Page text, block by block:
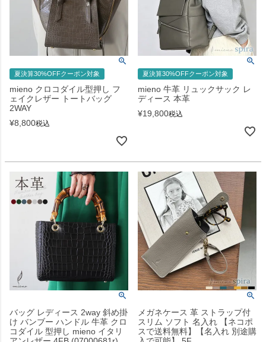
夏決算30%OFFクーポン対象
mieno クロコダイル型押し フ
ェイクレザー トートバッグ
2WAY
¥8,800税込
夏決算30%OFFクーポン対象
mieno 牛革 リュックサック レ
ディース 本革
¥19,800税込
バッグ レディース 2way 斜め掛
け バンブー ハンドル 牛革 クロ
コダイル 型押し mieno イタリ
メガネケース 革 ストラップ付
スリム ソフト 名入れ 【ネコポ
スで送料無料】【名入れ 別途購